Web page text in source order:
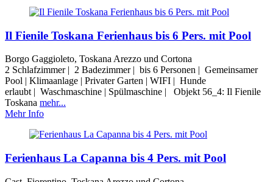
Il Fienile Toskana Ferienhaus bis 6 Pers. mit Pool
Borgo Gaggioleto, Toskana Arezzo und Cortona
2 Schlafzimmer | 2 Badezimmer | bis 6 Personen | Gemeinsamer
Pool | Klimaanlage | Privater Garten | WIFI | Hunde
erlaubt | Waschmaschine | Spülmaschine | Objekt 56_4: Il Fienile
Toskana mehr...
Mehr Info
Ferienhaus La Capanna bis 4 Pers. mit Pool